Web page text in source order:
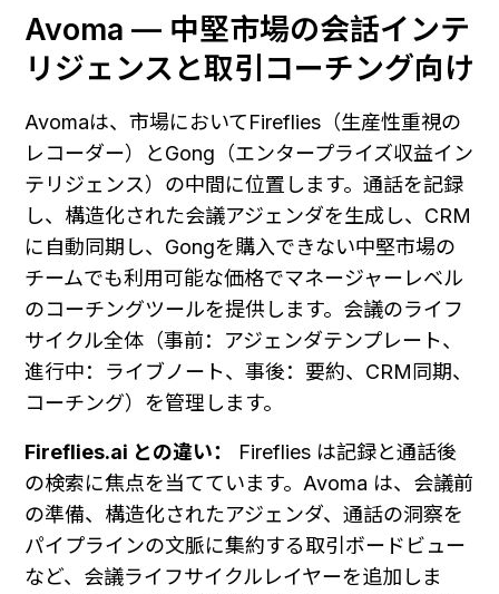
Avoma — 中堅市場の会話インテ
リジェンスと取引コーチング向け
Avomaは、市場においてFireflies（生産性重視の
レコーダー）とGong（エンタープライズ収益イン
テリジェンス）の中間に位置します。通話を記録
し、構造化された会議アジェンダを生成し、CRM
に自動同期し、Gongを購入できない中堅市場の
チームでも利用可能な価格でマネージャーレベル
のコーチングツールを提供します。会議のライフ
サイクル全体（事前：アジェンダテンプレート、
進行中：ライブノート、事後：要約、CRM同期、
コーチング）を管理します。
Fireflies.ai との違い：
Fireflies は記録と通話後
の検索に焦点を当てています。Avoma は、会議前
の準備、構造化されたアジェンダ、通話の洞察を
パイプラインの文脈に集約する取引ボードビュー
など、会議ライフサイクルレイヤーを追加しま